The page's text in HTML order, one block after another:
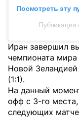
Посмотреть эту
Публикация
Иран завершил
чемпионата
Новой
(1:1).
На данный
офф с 3-го места,
следующих